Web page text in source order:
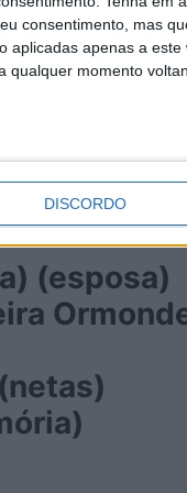
consentimento, mas
aplicadas apenas a
qualquer momento
DISCORDO
da
de Ul.
(esposa)